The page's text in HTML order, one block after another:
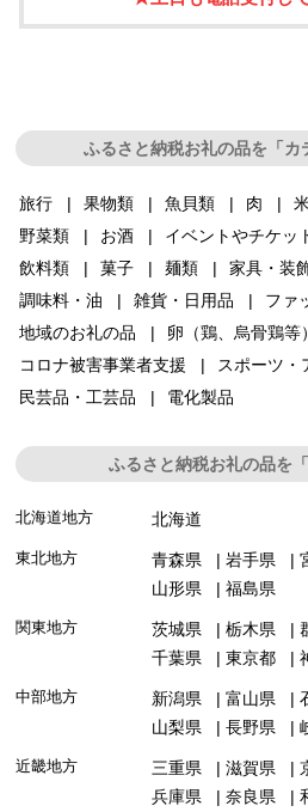
ふるさと納税お礼の品を「カ
旅行 果物類 魚貝類 肉
野菜類
お酒 イベントやチケッ
飲料類
菓子 麺類 家具・装
調味料・油
雑貨・日用品 ファ
地域のお礼の品
卵（鶏、烏骨鶏等）
コロナ被害事業者支援
スポーツ・
民芸品・工芸品
電化製品
ふるさと納税お礼の品を
北海道地方 北海道
東北地方 青森県 岩手県
山形県
福島県
関東地方 茨城県 栃木県
千葉県
東京都
中部地方 新潟県 富山県
山梨県
長野県
近畿地方 三重県 滋賀県
兵庫県
奈良県